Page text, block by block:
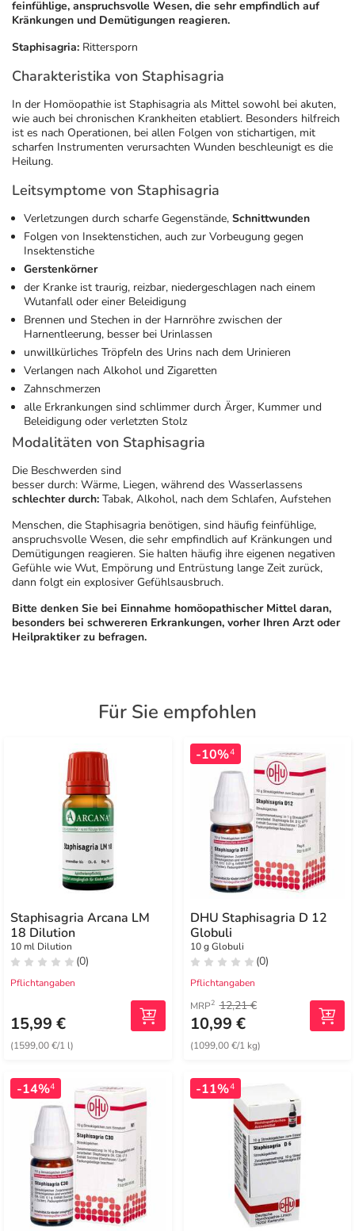
Körperpflege & Kosmetik
Liebe & Erotik
Mutter & Kind
Nahrungsergänzung
Natur & Homöopathie
Sanitätshaus
Sport & Fitness
Tierapotheke
Vitamine & Mineralstoffe
Marken
Aktuelle Coupons 7
Summer SALE
Reiseapotheke
Insektenschutz
Sonnenpflege
Sommerpflege für Haar und Kopfhaut
Täglich gut versorgt
Kontakt
Ratgeber
Beliebte Beiträge
E-Rezept einlösen
E-Rezept App
Avene & Ducray Deals
Eucerin Deals
Evolsin Deals
Frontline & Frontpro Deals
Nattermann Deals
R(h)ein Nutrition Deals
Refluthin, Lasea & Carmenthin Deals
Salus Deals
feinfühlige, anspruchsvolle Wesen, die sehr empfindlich auf
Kränkungen und Demütigungen reagieren.
Staphisagria: Rittersporn
Charakteristika von Staphisagria
In der Homöopathie ist Staphisagria als Mittel sowohl bei akuten,
wie auch bei chronischen Krankheiten etabliert. Besonders hilfreich
ist es nach Operationen, bei allen Folgen von stichartigen, mit
scharfen Instrumenten verursachten Wunden beschleunigt es die
Heilung.
Leitsymptome von Staphisagria
Verletzungen durch scharfe Gegenstände, Schnittwunden
Folgen von Insektenstichen, auch zur Vorbeugung gegen
Insektenstiche
Gerstenkörner
der Kranke ist traurig, reizbar, niedergeschlagen nach einem
Wutanfall oder einer Beleidigung
Brennen und Stechen in der Harnröhre zwischen der
Harnentleerung, besser bei Urinlassen
unwillkürliches Tröpfeln des Urins nach dem Urinieren
Verlangen nach Alkohol und Zigaretten
Zahnschmerzen
alle Erkrankungen sind schlimmer durch Ärger, Kummer und
Beleidigung oder verletzten Stolz
Modalitäten von Staphisagria
Die Beschwerden sind
besser durch: Wärme, Liegen, während des Wasserlassens
schlechter durch: Tabak, Alkohol, nach dem Schlafen, Aufstehen
Menschen, die Staphisagria benötigen, sind häufig feinfühlige,
anspruchsvolle Wesen, die sehr empfindlich auf Kränkungen und
Demütigungen reagieren. Sie halten häufig ihre eigenen negativen
Gefühle wie Wut, Empörung und Entrüstung lange Zeit zurück,
dann folgt ein explosiver Gefühlsausbruch.
Bitte denken Sie bei Einnahme homöopathischer Mittel daran,
besonders bei schwereren Erkrankungen, vorher Ihren Arzt oder
Heilpraktiker zu befragen.
Für Sie empfohlen
Staphisagria Arcana LM
18 Dilution
10 ml Dilution
(0)
Pflichtangaben
15,99 €
(1599,00 €/1 l)
-10%4
DHU Staphisagria D 12
Globuli
10 g Globuli
(0)
Pflichtangaben
MRP2 12,21 €
10,99 €
(1099,00 €/1 kg)
-14%4 -11%4